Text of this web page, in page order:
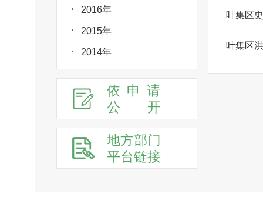
2016年
2015年
2014年
依申请
公
开
地方部门
平台链接
叶集区
叶集区